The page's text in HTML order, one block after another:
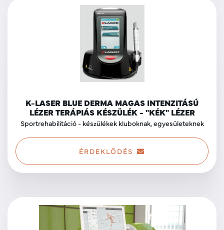
K-LASER BLUE DERMA MAGAS INTENZITÁSÚ
LÉZER TERÁPIÁS KÉSZÜLÉK - "KÉK" LÉZER
Sportrehabilitáció - készülékek kluboknak, egyesületeknek
ÉRDEKLŐDÉS